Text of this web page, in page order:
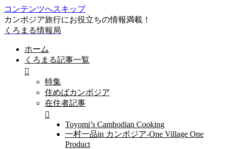
コンテンツへスキップ
カンボジア旅行にお役立ちの情報満載！
くろまる情報局
ホーム
くろまる記事一覧
特集
住めばカンボジア
在住者記事
Toyomi’s Cambodian Cooking
一村一品in カンボジア-One Village One
Product